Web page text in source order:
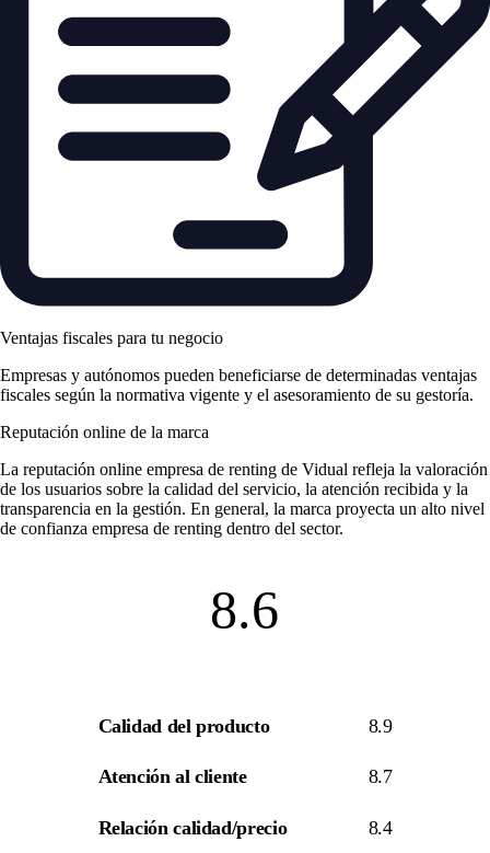
Ventajas fiscales para tu negocio
Empresas y autónomos pueden beneficiarse de determinadas ventajas
fiscales según la normativa vigente y el asesoramiento de su gestoría.
Reputación online de la marca
La reputación online empresa de renting de Vidual refleja la valoración
de los usuarios sobre la calidad del servicio, la atención recibida y la
transparencia en la gestión. En general, la marca proyecta un alto nivel
de confianza empresa de renting dentro del sector.
8.6
Calidad del producto 8.9
Atención al cliente 8.7
Relación calidad/precio 8.4